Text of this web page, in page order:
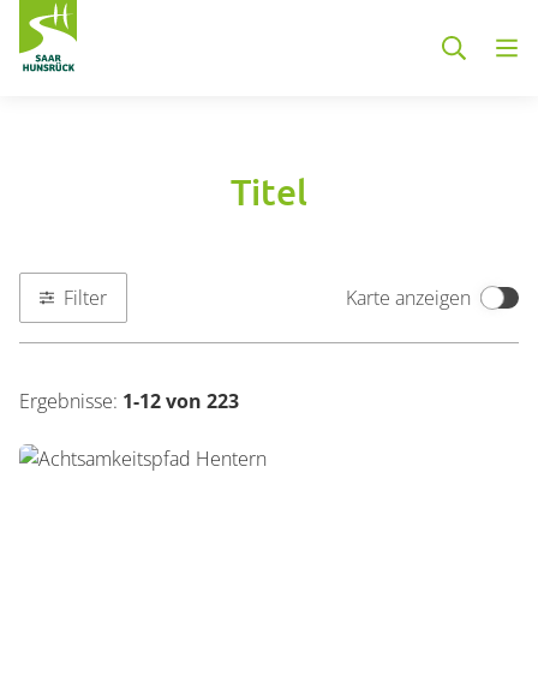
Titel
Container
Filter Navigation
Filter Karte anzeigen
Ergebnisse: 1-12von 223